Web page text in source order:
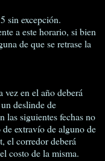
sin excepción.
a este horario, si bien
de que se retrase la
en el año deberá
deslinde de
las siguientes fechas no
extravío de alguno de
el corredor deberá
costo de la misma.